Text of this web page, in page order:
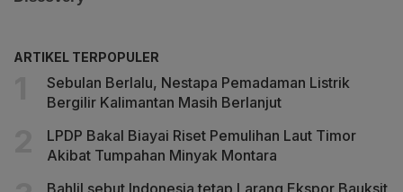
ARTIKEL TERPOPULER
Sebulan Berlalu, Nestapa Pemadaman Listrik
Bergilir Kalimantan Masih Berlanjut
LPDP Bakal Biayai Riset Pemulihan Laut Timor
Akibat Tumpahan Minyak Montara
Bahlil sebut Indonesia tetap Larang Ekspor Bauksit